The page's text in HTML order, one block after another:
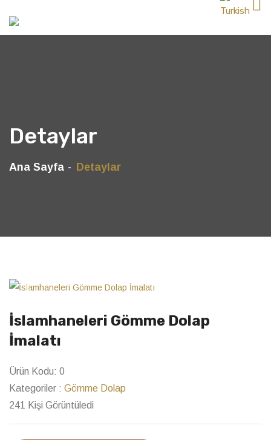
Detaylar
Ana Sayfa Detaylar
İslamhaneleri Gömme Dolap
İmalatı
Ürün Kodu: 0
Kategoriler : Gömme Dolap
241 Kişi Görüntüledi